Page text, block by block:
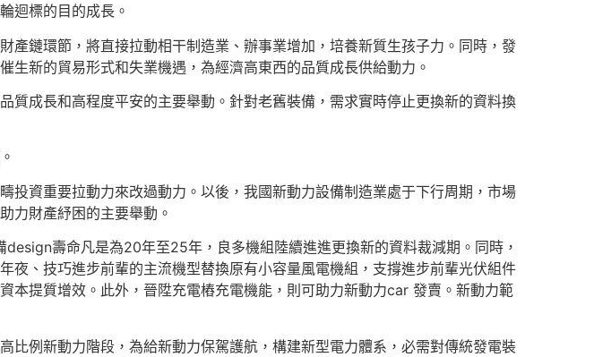
迴標的目的成長。
鏈環節，將直接拉動相干制造業、辦事業增加，培養新質生孩子力。同時，發
新的貿易形式和失業機遇，為經濟高東西的品質成長供給動力。
成長和高程度平安的主要舉動。針對老舊裝備，需求實時停止更換新的資料換
資重要拉動力來改過動力。以後，我國新動力設備制造業處于下行周期，市場
力財產紓困的主要舉動。
壽命凡是為20年至25年，良多機組陸續進進更換新的資料裁減期。同時，
、技巧進步前輩的主流機型替換原有小容量風電機組，支撐進步前輩光伏組件
本提質增效。此外，晉陞充電樁充電機能，則可助力新動力car 發賣。新動力範
例新動力階段，為給新動力保駕護航，構建新型電力體系，必需對傳統發電裝